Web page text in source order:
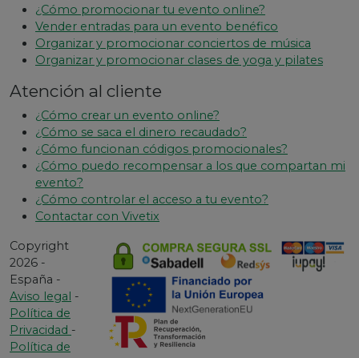
¿Cómo promocionar tu evento online?
Vender entradas para un evento benéfico
Organizar y promocionar conciertos de música
Organizar y promocionar clases de yoga y pilates
Atención al cliente
¿Cómo crear un evento online?
¿Cómo se saca el dinero recaudado?
¿Cómo funcionan códigos promocionales?
¿Cómo puedo recompensar a los que compartan mi
evento?
¿Cómo controlar el acceso a tu evento?
Contactar con Vivetix
Copyright
2026 -
España -
Aviso legal -
Política de
Privacidad -
Política de